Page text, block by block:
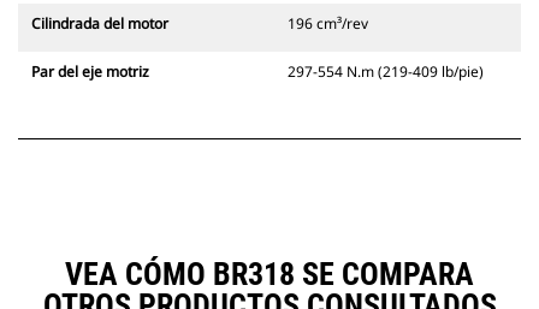
Cilindrada del motor 196 cm³/rev
Par del eje motriz 297-554 N.m (219-409 lb/pie)
VEA CÓMO BR318 SE COMPARA